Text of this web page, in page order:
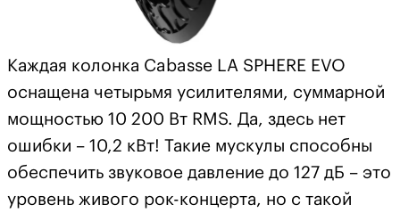
Каждая колонка Cabasse LA SPHERE EVO
оснащена четырьмя усилителями, суммарной
мощностью 10 200 Вт RMS. Да, здесь нет
ошибки – 10,2 кВт! Такие мускулы способны
обеспечить звуковое давление до 127 дБ – это
уровень живого рок-концерта, но с такой